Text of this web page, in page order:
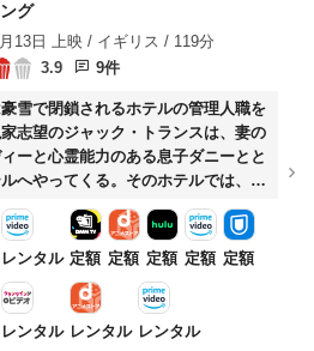
グ
13日 上映 / イギリス / 119分
3.9
9件
雪で閉鎖されるホテルの管理人職を
志望のジャック・トランスは、妻の
ーと心霊能力のある息子ダニーとと
へやってくる。そのホテルでは、か
異常をきたした管理人が家族を惨殺
事件が起きており、当初は何も気に
かったジャックも、次第に邪悪な意思
レンタル 定額 定額 定額 定額 定額
レンタル レンタル レンタル